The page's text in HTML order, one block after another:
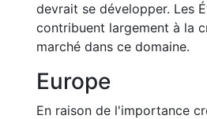
devrait se développer. Les
contribuent largement à la
marché dans ce domaine.
Europe
En raison de l'importance